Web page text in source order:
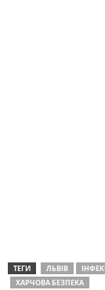
ТЕГИ ЛЬВІВ
ХАРЧОВА БЕЗПЕКА